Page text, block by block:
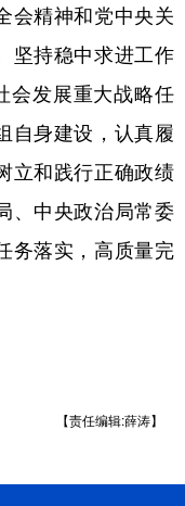
会精神和党中央关
坚持稳中求进工作
会发展重大战略任
自身建设，认真履
立和践行正确政绩
、中央政治局常委
务落实，高质量完
【责任编辑:薛涛】